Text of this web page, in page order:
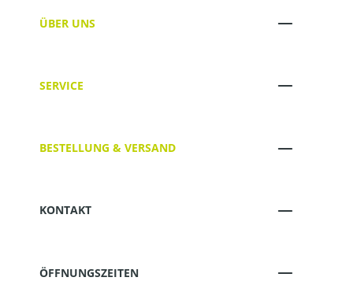
ÜBER UNS
SERVICE
BESTELLUNG & VERSAND
KONTAKT
ÖFFNUNGSZEITEN